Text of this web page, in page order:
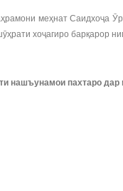
меҳнат
хоҷагиро барқарор
пахтаро дар